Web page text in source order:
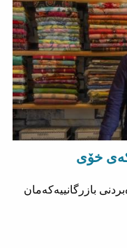
خۆی
بازرگانییەکەمان